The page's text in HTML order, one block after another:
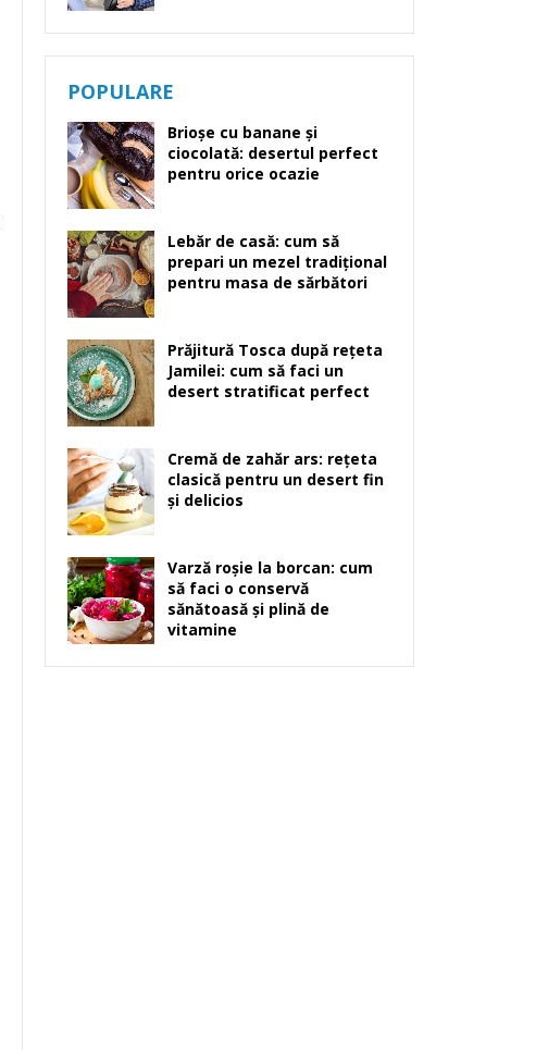
POPULARE
Brioșe cu banane și
ciocolată: desertul perfect
pentru orice ocazie
Lebăr de casă: cum să
prepari un mezel tradițional
pentru masa de sărbători
Prăjitură Tosca după rețeta
Jamilei: cum să faci un
desert stratificat perfect
Cremă de zahăr ars: rețeta
clasică pentru un desert fin
și delicios
Varză roșie la borcan: cum
să faci o conservă
sănătoasă și plină de
vitamine